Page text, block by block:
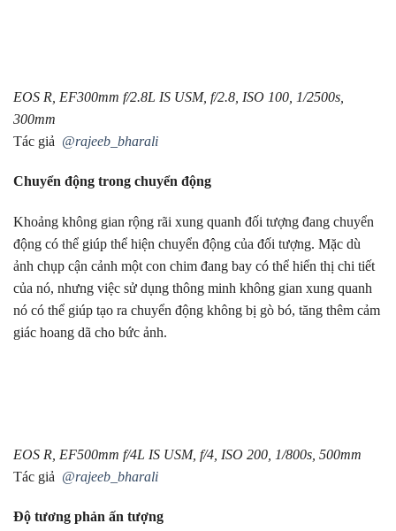
EOS R, EF300mm f/2.8L IS USM, f/2.8, ISO 100, 1/2500s,
300mm
Tác giả @rajeeb_bharali
Chuyển động trong chuyển động
Khoảng không gian rộng rãi xung quanh đối tượng đang chuyển
động có thể giúp thể hiện chuyển động của đối tượng. Mặc dù
ảnh chụp cận cảnh một con chim đang bay có thể hiển thị chi tiết
của nó, nhưng việc sử dụng thông minh không gian xung quanh
nó có thể giúp tạo ra chuyển động không bị gò bó, tăng thêm cảm
giác hoang dã cho bức ảnh.
EOS R, EF500mm f/4L IS USM, f/4, ISO 200, 1/800s, 500mm
Tác giả @rajeeb_bharali
Độ tương phản ấn tượng